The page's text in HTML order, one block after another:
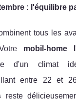
: l'équilibre
tous les
mobil-home
d'un climat
entre 22 et
reste